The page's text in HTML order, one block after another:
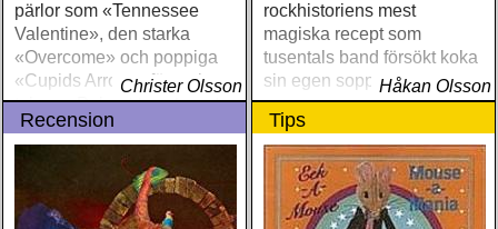
pärlor som «Tennessee
Valentine», den starka
«Overcome» och poppiga
«Cupids Arrow», för att inte
tala om Dylan-lika «Time Is
A Train» och den ömsinta
tolkningen av Dylans «I´ll
Remember You”
Christer Olsson
rockhistoriens mest
magiska recept som
tusentals band försökt koka
sin egen soppa avHåkan Olsson
Recension Tips